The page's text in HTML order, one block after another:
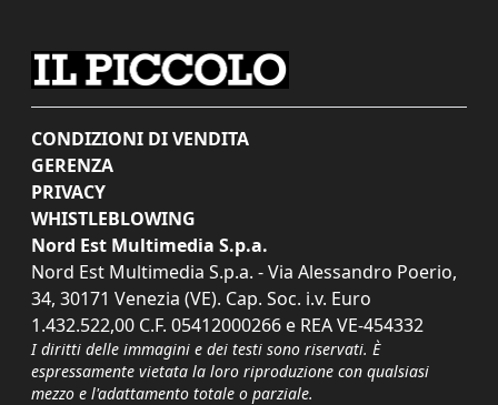
CONDIZIONI DI VENDITA
GERENZA
PRIVACY
WHISTLEBLOWING
Nord Est Multimedia S.p.a.
Nord Est Multimedia S.p.a. - Via Alessandro Poerio,
34, 30171 Venezia (VE). Cap. Soc. i.v. Euro
1.432.522,00 C.F. 05412000266 e REA VE-454332
I diritti delle immagini e dei testi sono riservati. È
espressamente vietata la loro riproduzione con qualsiasi
mezzo e l'adattamento totale o parziale.